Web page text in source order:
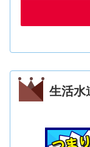
生活水